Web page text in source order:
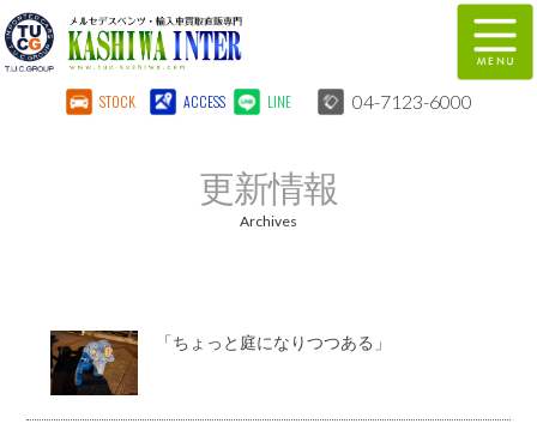
STOCK ACCESS LINE 04-7123-6000
注文販売
柏インター買取事業部 スタッフ紹介
更新情報
Archives
「ちょっと庭になりつつある」